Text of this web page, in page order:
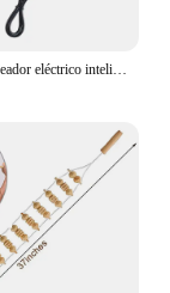
Juego de masajeador eléctrico inteligente para cuello, parche Cervical, 8 modos, 19 niveles de intensidad, herramientas de masaje portátiles para uso doméstico para aliviar la fatiga